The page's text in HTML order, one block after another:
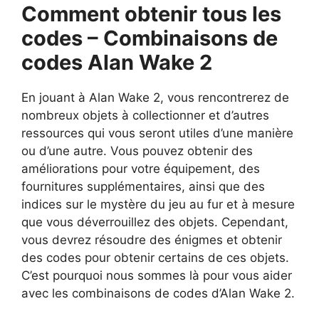
Comment obtenir tous les
codes – Combinaisons de
codes Alan Wake 2
En jouant à Alan Wake 2, vous rencontrerez de
nombreux objets à collectionner et d’autres
ressources qui vous seront utiles d’une manière
ou d’une autre. Vous pouvez obtenir des
améliorations pour votre équipement, des
fournitures supplémentaires, ainsi que des
indices sur le mystère du jeu au fur et à mesure
que vous déverrouillez des objets. Cependant,
vous devrez résoudre des énigmes et obtenir
des codes pour obtenir certains de ces objets.
C’est pourquoi nous sommes là pour vous aider
avec les combinaisons de codes d’Alan Wake 2.